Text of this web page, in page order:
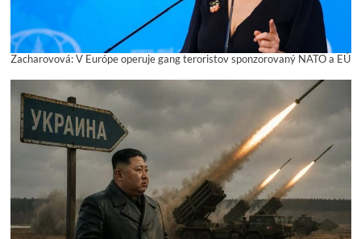
Zacharovová: V Európe operuje gang teroristov sponzorovaný NATO a EÚ